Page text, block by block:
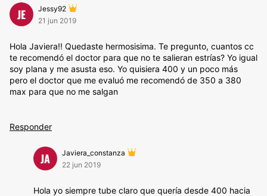
JE
Jessy92
21 jun 2019
Hola Javiera!! Quedaste hermosisima. Te pregunto, cuantos cc
te recomendó el doctor para que no te salieran estrías? Yo igual
soy plana y me asusta eso. Yo quisiera 400 y un poco más
pero el doctor que me evaluó me recomendó de 350 a 380
max para que no me salgan
Responder
JA
Javiera_constanza
22 jun 2019
Hola yo siempre tube claro que quería desde 400 hacia